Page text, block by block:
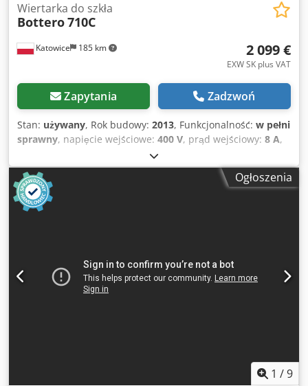
Katowice 185 km
Wiertarka do szkła
Bottero710C
2 099 €
EXW SK plus VAT
Zapytania Zadzwoń
Stan: używany, Rok budowy: 2013, Funkcjonalność: w pełni
sprawny, napięcie wejściowe: 400 V, prąd wejściowy: 8 A,
50 Hz
Oferujemy tę używaną wiertarkę do szkła Bottero 710C, rok
produkcji 2013. Model: 710C Nr seryjny: GG710C-20596 Rok
produkcji: 2013 Cjdpfxjzmwrno Abuerf Napięcie: 400 V
Częstotliwość: 50 Hz Prąd znamionowy: 8 A Masa: 520 kg W
Ogłoszenia
1 /9